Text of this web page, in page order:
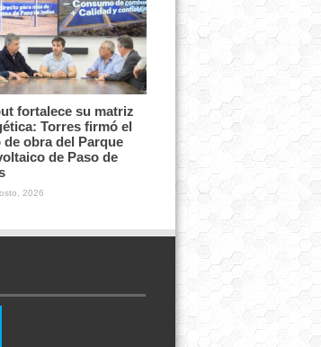
fortalece su matriz
Torres firmó el
de obra del Parque
de Paso de
2026